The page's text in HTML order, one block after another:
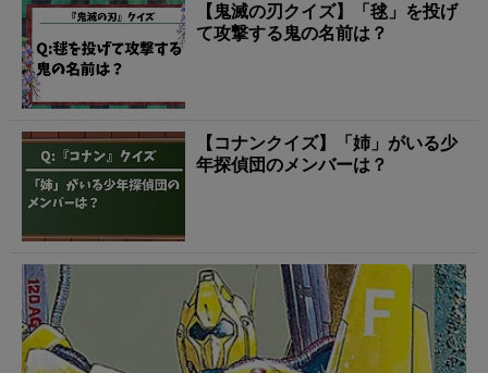
【鬼滅の刃クイズ】「毬」を投げ
て攻撃する鬼の名前は？
【コナンクイズ】「姉」がいる少
年探偵団のメンバーは？